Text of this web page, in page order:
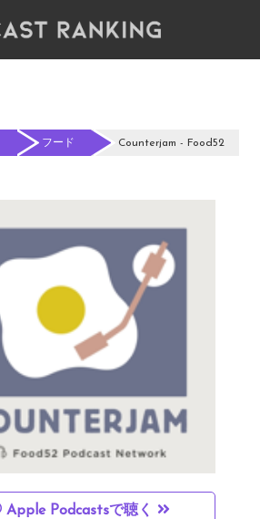
フード Counterjam - Food52
Apple Podcastsで聴く